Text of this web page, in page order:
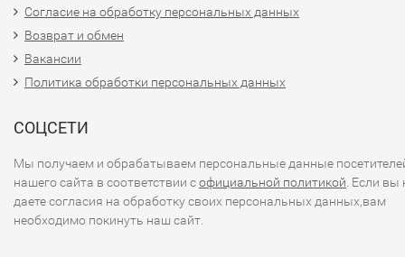
Согласие на обработку персональных данных
Возврат и обмен
Вакансии
Политика обработки персональных данных
СОЦСЕТИ
Мы получаем и обрабатываем персональные данные
нашего сайта в соответствии софициальной политикой . Если вы
даете согласия на обработку своих персональных данных,вам
необходимо покинуть наш сайт.